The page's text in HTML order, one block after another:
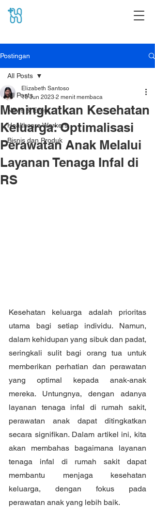
Postingan
All Posts
News & Event
Healthcare Workers
Bisnis dan Produk
All Posts
Meningkatkan Kesehatan
Keluarga: Optimalisasi
Perawatan Anak Melalui
Layanan Tenaga Infal di
RS
Elizabeth Santoso
10 Jun 2023 2 menit membaca
Kesehatan keluarga adalah prioritas
utama bagi setiap individu. Namun,
dalam kehidupan yang sibuk dan padat,
seringkali sulit bagi orang tua untuk
memberikan perhatian dan perawatan
yang optimal kepada anak-anak
mereka. Untungnya, dengan adanya
layanan tenaga infal di rumah sakit,
perawatan anak dapat ditingkatkan
secara signifikan. Dalam artikel ini, kita
akan membahas bagaimana layanan
tenaga infal di rumah sakit dapat
membantu menjaga kesehatan
keluarga, dengan fokus pada
perawatan anak yang lebih baik.